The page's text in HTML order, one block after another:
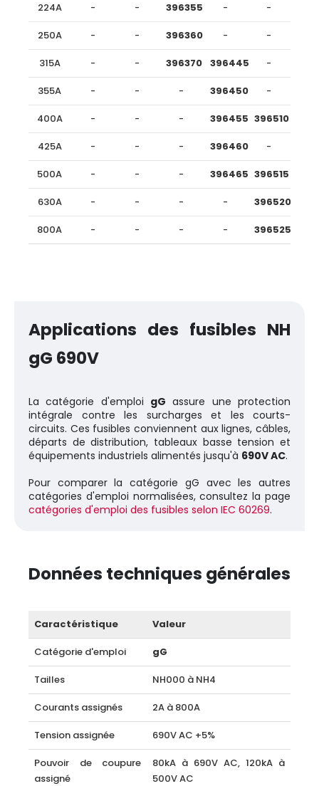
224A - - 396355 - -
250A - - 396360 - -
315A - - 396370 396445 -
355A - - - 396450 -
400A - - - 396455 396510
425A - - - 396460 -
500A - - - 396465 396515
630A - - - - 396520
800A - - - - 396525
Applications des fusibles NH
gG 690V
La catégorie d'emploi gG assure une protection
intégrale contre les surcharges et les courts-
circuits. Ces fusibles conviennent aux lignes, câbles,
départs de distribution, tableaux basse tension et
équipements industriels alimentés jusqu'à 690V AC.
Pour comparer la catégorie gG avec les autres
catégories d'emploi normalisées, consultez la page
catégories d'emploi des fusibles selon IEC 60269.
Données techniques générales
Caractéristique Valeur
Catégorie d'emploi gG
Tailles NH000 à NH4
Courants assignés 2A à 800A
Tension assignée 690V AC +5%
Pouvoir de coupure
assigné
80kA à 690V AC, 120kA à
500V AC